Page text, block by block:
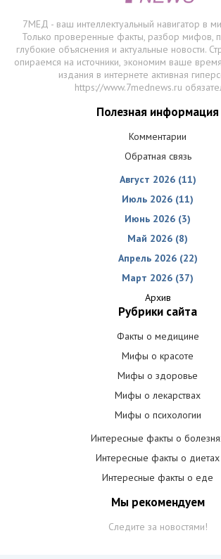
7МЕД - ваш интеллектуальный навигатор в
Только проверенные факты, разбор мифов,
глубокие объяснения и актуальные новости.
опираемся на источники, экономим ваше
издания в интернете активная
https://www.7mednews.ru
Полезная информация
Комментарии
Обратная связь
Август 2026 (11)
Июль 2026 (11)
Июнь 2026 (3)
Май 2026 (8)
Апрель 2026 (22)
Март 2026 (37)
Архив
Рубрики сайта
Факты о медицине
Мифы о красоте
Мифы о здоровье
Мифы о лекарствах
Мифы о психологии
Интересные факты о
Интересные факты о диетах
Интересные факты о еде
Мы рекомендуем
Следите за новостями!